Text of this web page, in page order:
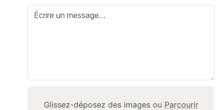
Glissez-déposez des images ou Parcourir